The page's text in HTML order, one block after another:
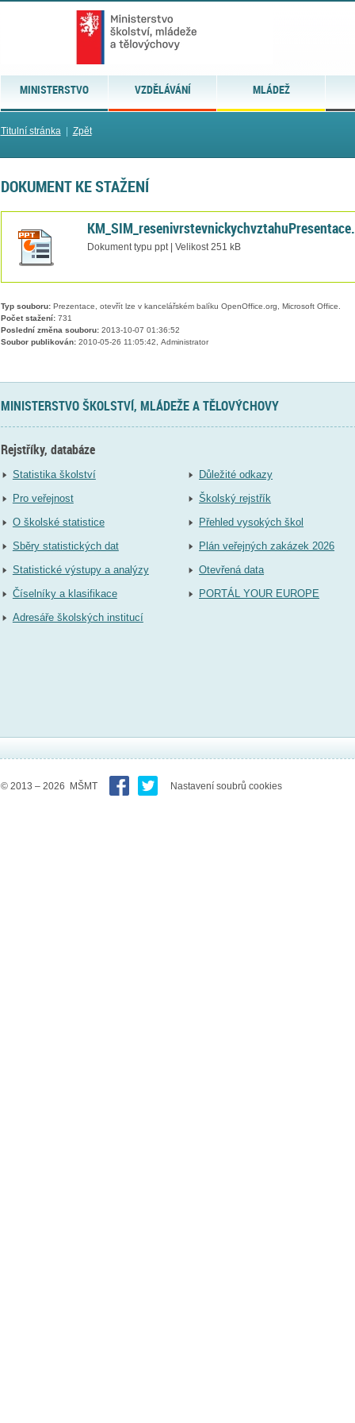
MINISTERSTVO VZDĚLÁVÁNÍ MLÁDEŽ
Titulní stránka| Zpět
DOKUMENT KE STAŽENÍ
Dokument typu ppt | Velikost 251 kB
Typ souboru:Prezentace, otevřít lze v kancelářském balíku OpenOffice.org, Microsoft Office.
Počet stažení:731
Poslední změna souboru:2013-10-07 01:36:52
Soubor publikován:2010-05-26 11:05:42, Administrator
MINISTERSTVO ŠKOLSTVÍ, MLÁDEŽE A TĚLOVÝCHOVY
Rejstříky, databáze
Statistika školství
Pro veřejnost
O školské statistice
Sběry statistických dat
Statistické výstupy a analýzy
Číselníky a klasifikace
Adresáře školských institucí
Důležité odkazy
Školský rejstřík
Přehled vysokých škol
Plán veřejných zakázek 2026
Otevřená data
PORTÁL YOUR EUROPE
© 2013 – 2026 MŠMT Nastavení soubrů cookies